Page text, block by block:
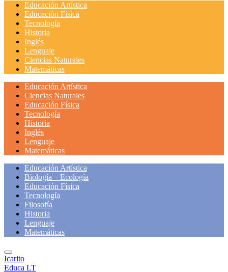
Educación Artística
Educación Física
Tecnología
Historia
Inglés
Lenguaje
Ciencias Naturales
Matemáticas
Educación Artística
Ciencias Naturales
Educación Física
Tecnología
Historia
Inglés
Lenguaje
Matemáticas
Educación Artística
Biología – Ecología
Educación Física
Tecnología
Filosofía
Historia
Lenguaje
Matemáticas
Icarito
Educa LT